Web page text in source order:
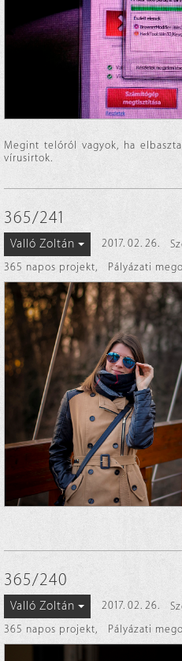
Megint telóról vagyok, ha
vírusirtok.
365/241
Valló Zoltán 2017. 02. 26.
365 napos projekt, Pályázati
365/240
Valló Zoltán 2017. 02. 26.
365 napos projekt, Pályázati